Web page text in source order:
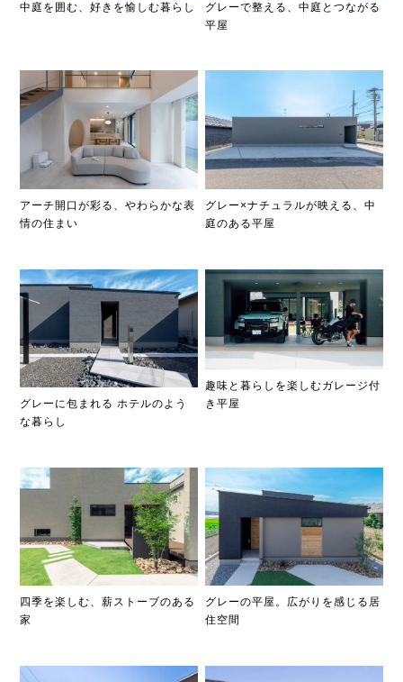
中庭を囲む、好きを愉しむ暮らし
グレーで整える、中庭とつながる
平屋
アーチ開口が彩る、やわらかな表
情の住まい
グレー×ナチュラルが映える、中
庭のある平屋
グレーに包まれる ホテルのよう
な暮らし
趣味と暮らしを楽しむガレージ付
き平屋
四季を楽しむ、薪ストーブのある
家
グレーの平屋。広がりを感じる居
住空間